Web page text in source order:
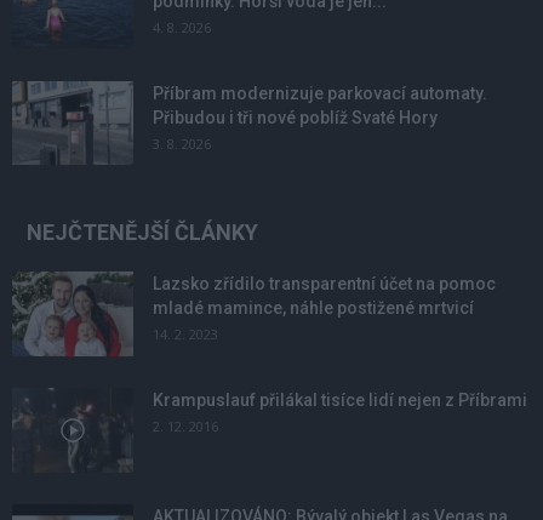
4. 8. 2026
Příbram modernizuje parkovací automaty.
Přibudou i tři nové poblíž Svaté Hory
3. 8. 2026
NEJČTENĚJŠÍ ČLÁNKY
Lazsko zřídilo transparentní účet na pomoc
mladé mamince, náhle postižené mrtvicí
14. 2. 2023
Krampuslauf přilákal tisíce lidí nejen z Příbrami
2. 12. 2016